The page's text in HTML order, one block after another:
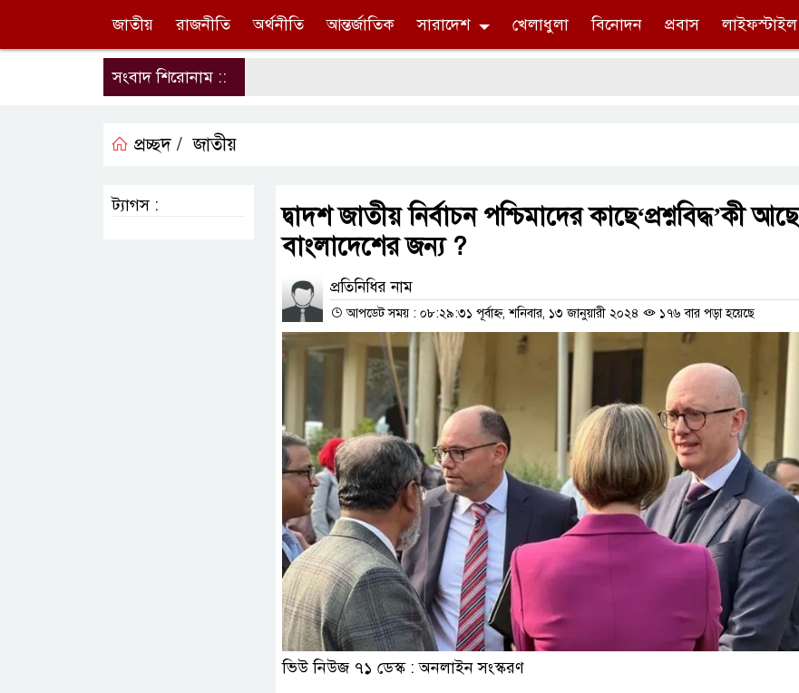
জাতীয় রাজনীতি অর্থনীতি আন্তর্জাতিক সারাদেশ খেলাধুলা বিনোদন প্রবাস লাইফস্টাইল
সংবাদ শিরোনাম ::
প্রচ্ছদ / জাতীয়
দ্বাদশ জাতীয় নির্বাচন পশ্চিমাদের কাছে‘প্রশ্নবিদ্ধ’কী আছে
বাংলাদেশের জন্য ?
প্রতিনিধির নাম
আপডেট সময় : ০৮:২৯:৩১ পূর্বাহ্ন, শনিবার, ১৩ জানুয়ারী ২০২৪ ১৭৬ বার পড়া হয়েছে
ভিউ নিউজ ৭১ ডেস্ক : অনলাইন সংস্করণ
ট্যাগস :